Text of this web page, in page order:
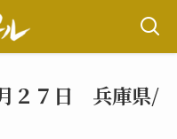
２７日 兵庫県/